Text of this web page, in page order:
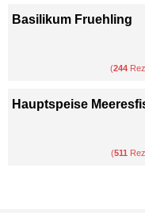
Basilikum Fruehling
(244
Hauptspeise
(511